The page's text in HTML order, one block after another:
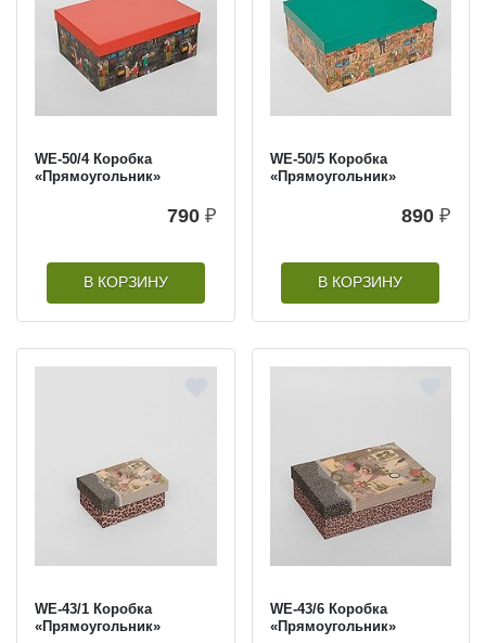
WE-50/4 Коробка
«Прямоугольник»
790 ₽
В КОРЗИНУ
WE-50/5 Коробка
«Прямоугольник»
890 ₽
В КОРЗИНУ
WE-43/1 Коробка
«Прямоугольник»
WE-43/6 Коробка
«Прямоугольник»